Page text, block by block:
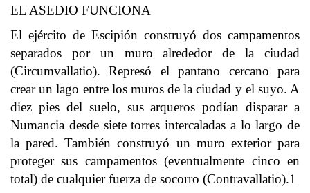
EL ASEDIO FUNCIONA
El ejército de Escipión construyó dos campamentos
separados por un muro alrededor de la ciudad
(Circumvallatio). Represó el pantano cercano para
crear un lago entre los muros de la ciudad y el suyo. A
diez pies del suelo, sus arqueros podían disparar a
Numancia desde siete torres intercaladas a lo largo de
la pared. También construyó un muro exterior para
proteger sus campamentos (eventualmente cinco en
total) de cualquier fuerza de socorro (Contravallatio).1​